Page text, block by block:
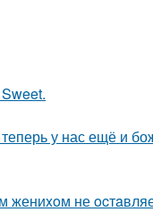
у нас ещё и
жениxoм не